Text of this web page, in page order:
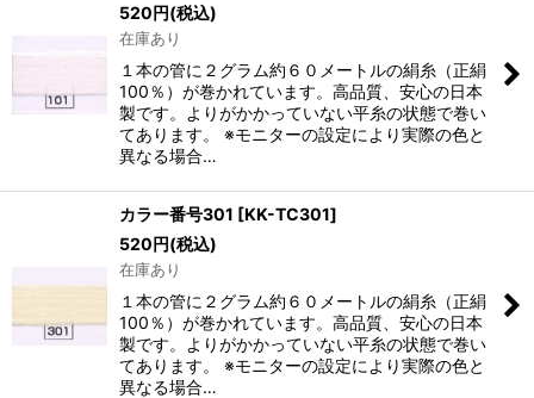
520円(税込)
在庫あり
１本の管に２グラム約６０メートルの絹糸（正絹
100％）が巻かれています。高品質、安心の日本
製です。よりがかかっていない平糸の状態で巻い
てあります。 ※モニターの設定により実際の色と
異なる場合…
カラー番号301 [KK-TC301]
520円(税込)
在庫あり
１本の管に２グラム約６０メートルの絹糸（正絹
100％）が巻かれています。高品質、安心の日本
製です。よりがかかっていない平糸の状態で巻い
てあります。 ※モニターの設定により実際の色と
異なる場合…